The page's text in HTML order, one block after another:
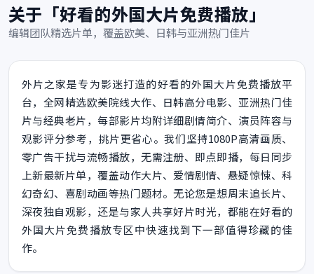
关于「好看的外国大片免费播放」
编辑团队精选片单，覆盖欧美、日韩与亚洲热门佳片
外片之家是专为影迷打造的好看的外国大片免费播放平
台，全网精选欧美院线大作、日韩高分电影、亚洲热门佳
片与经典老片，每部影片均附详细剧情简介、演员阵容与
观影评分参考，挑片更省心。我们坚持1080P高清画质、
零广告干扰与流畅播放，无需注册、即点即播，每日同步
上新最新片单，覆盖动作大片、爱情剧情、悬疑惊悚、科
幻奇幻、喜剧动画等热门题材。无论您是想周末追长片、
深夜独自观影，还是与家人共享好片时光，都能在好看的
外国大片免费播放专区中快速找到下一部值得珍藏的佳
作。